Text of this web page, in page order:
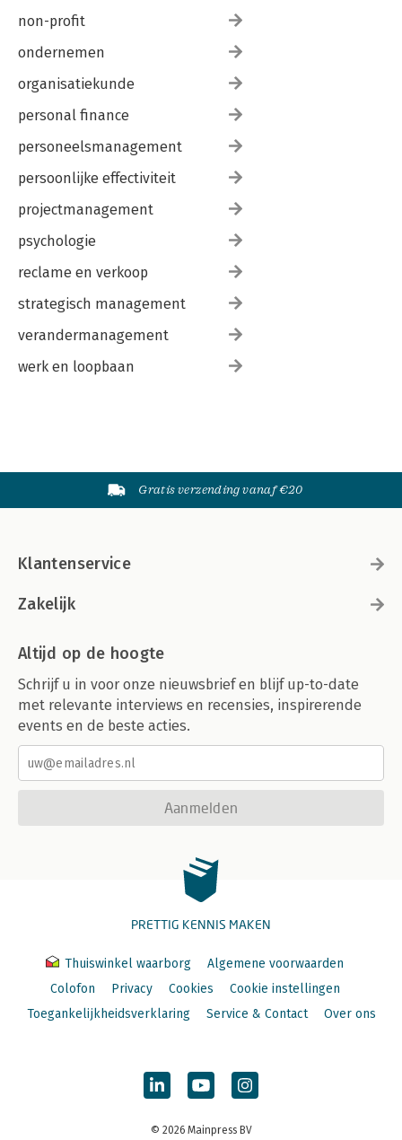
non-profit
ondernemen
organisatiekunde
personal finance
personeelsmanagement
persoonlijke effectiviteit
projectmanagement
psychologie
reclame en verkoop
strategisch management
verandermanagement
werk en loopbaan
Gratis verzending vanaf €20
Klantenservice
Zakelijk
Altijd op de hoogte
Schrijf u in voor onze nieuwsbrief en blijf up-to-date
met relevante interviews en recensies, inspirerende
events en de beste acties.
Aanmelden
PRETTIG KENNIS MAKEN
Thuiswinkel waarborg
Algemene voorwaarden
Colofon
Privacy Cookies
Cookie instellingen
Toegankelijkheidsverklaring
Service & Contact Over ons
© 2026 Mainpress BV